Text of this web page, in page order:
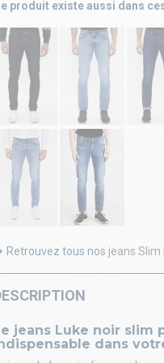
produit existe aussi dans
jeans Luke noir slim
dans
Retrouvez tous nos jeans Slim